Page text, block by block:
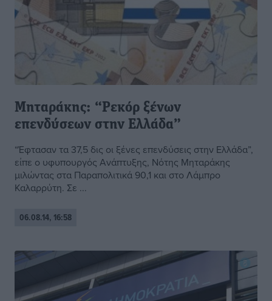
Μηταράκης: “Ρεκόρ ξένων
επενδύσεων στην Ελλάδα”
“Έφτασαν τα 37,5 δις οι ξένες επενδύσεις στην Ελλάδα”,
είπε ο υφυπουργός Ανάπτυξης, Νότης Μηταράκης
μιλώντας στα Παραπολιτικά 90,1 και στο Λάμπρο
Καλαρρύτη. Σε ...
06.08.14, 16:58